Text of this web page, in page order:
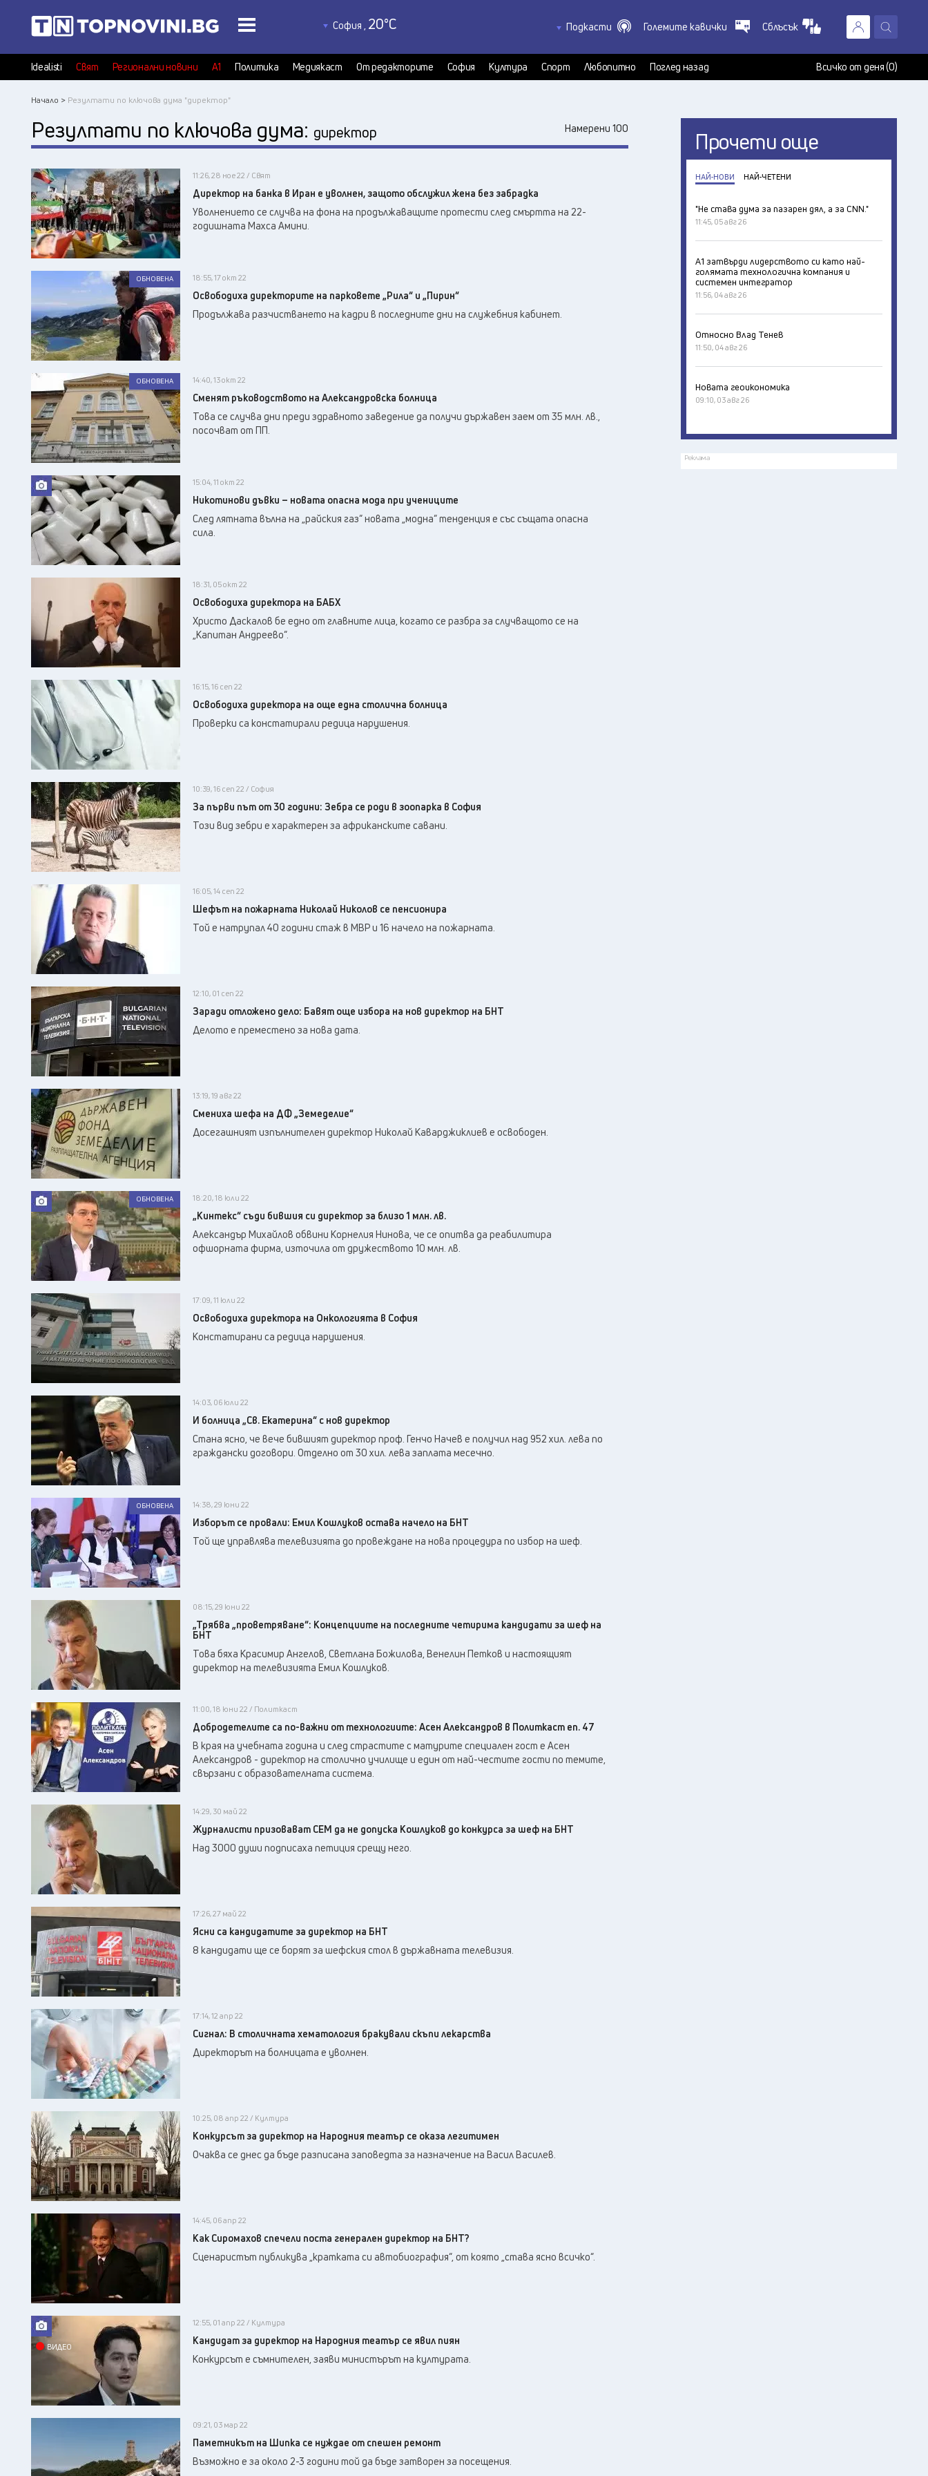
X
София , 20°C
Бургас, 19°C
Варна, 22°C
Видин, 23
Добрич , 19°C
Кърджали , 20°C
Пазарджик, 22°C
Перник, 23°C
Русе , 24°C
Силистра, 22°C
Търговище 20°C
22°C
Подкасти
КултурКаст
Медиякаст
Големите кавички Сблъсък
Idealisti Свят Регионални новини А1 Политика Медиякаст От редакторите София Култура Спорт Любопитно Поглед назад Всичко от деня (0)
Начало > Резултати по ключова дума "директор"
Резултати по ключова дума: директор Намерени 100
11:26, 28 ное 22 / Свят
Директор на банка в Иран е уволнен, защото обслужил жена без забрадка
Уволнението се случва на фона на продължаващите протести след смъртта на 22-
годишната Махса Амини.
ОБНОВЕНА 18:55, 17 окт 22
Освободиха директорите на парковете „Рила“ и „Пирин“
Продължава разчистването на кадри в последните дни на служебния кабинет.
ОБНОВЕНА 14:40, 13 окт 22
Сменят ръководството на Александровска болница
Това се случва дни преди здравното заведение да получи държавен заем от 35 млн. лв.,
посочват от ПП.
15:04, 11 окт 22
Никотинови дъвки – новата опасна мода при учениците
След лятната вълна на „райския газ“ новата „модна“ тенденция е със същата опасна
сила.
18:31, 05 окт 22
Освободиха директора на БАБХ
Христо Даскалов бе едно от главните лица, когато се разбра за случващото се на
„Капитан Андреево“.
16:15, 16 сеп 22
Освободиха директора на още една столична болница
Проверки са констатирали редица нарушения.
10:39, 16 сеп 22 / София
За първи път от 30 години: Зебра се роди в зоопарка в София
Този вид зебри е характерен за африканските савани.
16:05, 14 сеп 22
Шефът на пожарната Николай Николов се пенсионира
Той е натрупал 40 години стаж в МВР и 16 начело на пожарната.
12:10, 01 сеп 22
Заради отложено дело: Бавят още избора на нов директор на БНТ
Делото е преместено за нова дата.
13:19, 19 авг 22
Смениха шефа на ДФ „Земеделие“
Досегашният изпълнителен директор Николай Каварджиклиев е освободен.
ОБНОВЕНА 18:20, 18 юли 22
„Кинтекс“ съди бившия си директор за близо 1 млн. лв.
Александър Михайлов обвини Корнелия Нинова, че се опитва да реабилитира
офшорната фирма, източила от дружеството 10 млн. лв.
17:09, 11 юли 22
Oсвободиха директора на Онкологията в София
Констатирани са редица нарушения.
14:03, 06 юли 22
И болница „Св. Екатерина“ с нов директор
Стана ясно, че вече бившият директор проф. Генчо Начев е получил над 952 хил. лева по
граждански договори. Отделно от 30 хил. лева заплата месечно.
ОБНОВЕНА 14:38, 29 юни 22
Изборът се провали: Емил Кошлуков остава начело на БНТ
Той ще управлява телевизията до провеждане на нова процедура по избор на шеф.
08:15, 29 юни 22
„Трябва „проветряване“: Концепциите на последните четирима кандидати за шеф на
БНТ
Това бяха Красимир Ангелов, Светлана Божилова, Венелин Петков и настоящият
директор на телевизията Емил Кошлуков.
11:00, 18 юни 22 / Политкаст
Добродетелите са по-важни от технологиите: Асен Александров в Политкаст еп. 47
В края на учебната година и след страстите с матурите специален гост е Асен
Александров - директор на столично училище и един от най-честите гости по темите,
свързани с образователната система.
14:29, 30 май 22
Журналисти призовават СЕМ да не допуска Кошлуков до конкурса за шеф на БНТ
Над 3000 души подписаха петиция срещу него.
17:26, 27 май 22
Ясни са кандидатите за директор на БНТ
8 кандидати ще се борят за шефския стол в държавната телевизия.
17:14, 12 апр 22
Сигнал: В столичната хематология бракували скъпи лекарства
Директорът на болницата е уволнен.
10:25, 08 апр 22 / Култура
Конкурсът за директор на Народния театър се оказа легитимен
Очаква се днес да бъде разписана заповедта за назначение на Васил Василев.
14:45, 06 апр 22
Как Сиромахов спечели поста генерален директор на БНТ?
Сценаристът публикува „кратката си автобиография“, от която „става ясно всичко“.
ВИДЕО
12:55, 01 апр 22 / Култура
Кандидат за директор на Народния театър се явил пиян
Конкурсът е съмнителен, заяви министърът на културата.
09:21, 03 мар 22
Паметникът на Шипка се нуждае от спешен ремонт
Възможно е за около 2-3 години той да бъде затворен за посещения.
Прочети още
НАЙ-НОВИ НАЙ-ЧЕТЕНИ
"Не става дума за пазарен дял, а за CNN."
11:45, 05 авг 26
А1 затвърди лидерството си като най-
голямата технологична компания и
системен интегратор
11:56, 04 авг 26
Относно Влад Тенев
11:50, 04 авг 26
Новата геоикономика
09:10, 03 авг 26
Реклама